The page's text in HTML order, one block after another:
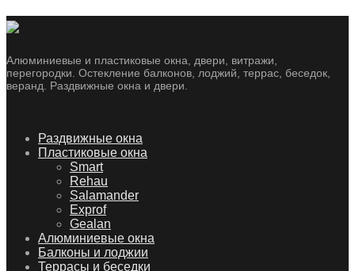
Алюминиевые и пластиковые окна, двери, витражи,
перегородки. Остекление балконов, лоджий, террас, беседок,
веранд. Раздвижные окна и двери.
Skip
Раздвижные окна
Пластиковые окна
Smart
Rehau
Salamander
Exprof
Gealan
Алюминиевые окна
Балконы и лоджии
Террасы и беседки